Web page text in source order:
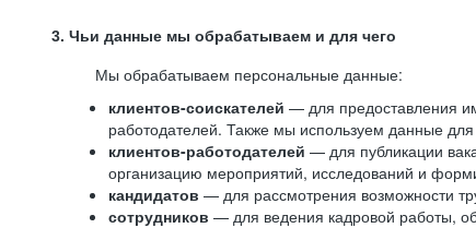
3. Чьи данные мы обрабатываем и для чего
Мы обрабатываем персональные данные:
клиентов-соискателей — для предоставления
работодателей. Также мы используем данные
клиентов-работодателей — для публикации
организацию мероприятий, исследований и
кандидатов — для рассмотрения возможности
сотрудников — для ведения кадровой работы,